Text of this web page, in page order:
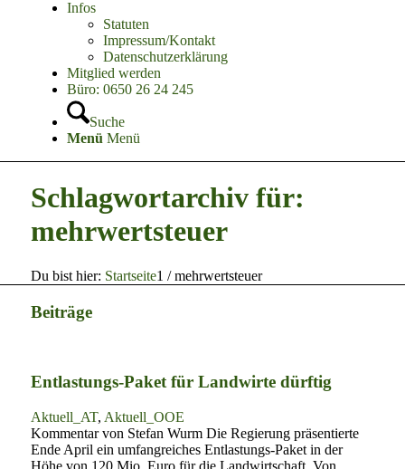
Infos
Statuten
Impressum/Kontakt
Datenschutzerklärung
Mitglied werden
Büro: 0650 26 24 245
Suche
Menü Menü
Schlagwortarchiv für:
mehrwertsteuer
Du bist hier: Startseite1 / mehrwertsteuer
Beiträge
Entlastungs-Paket für Landwirte dürftig
Aktuell_AT, Aktuell_OOE
Kommentar von Stefan Wurm Die Regierung präsentierte
Ende April ein umfangreiches Entlastungs-Paket in der
Höhe von 120 Mio. Euro für die Landwirtschaft. Von